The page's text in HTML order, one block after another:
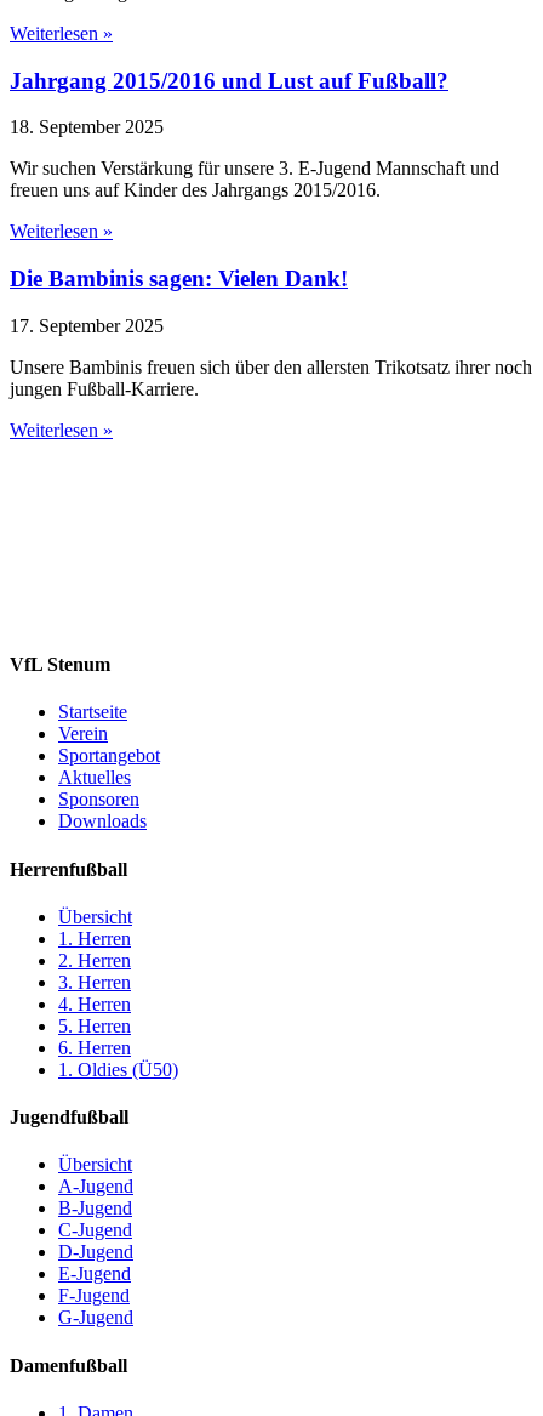
Weiterlesen »
Jahrgang 2015/2016 und Lust auf Fußball?
18. September 2025
Wir suchen Verstärkung für unsere 3. E-Jugend Mannschaft und
freuen uns auf Kinder des Jahrgangs 2015/2016.
Weiterlesen »
Die Bambinis sagen: Vielen Dank!
17. September 2025
Unsere Bambinis freuen sich über den allersten Trikotsatz ihrer noch
jungen Fußball-Karriere.
Weiterlesen »
VfL Stenum
Startseite
Verein
Sportangebot
Aktuelles
Sponsoren
Downloads
Herrenfußball
Übersicht
1. Herren
2. Herren
3. Herren
4. Herren
5. Herren
6. Herren
1. Oldies (Ü50)
Jugendfußball
Übersicht
A-Jugend
B-Jugend
C-Jugend
D-Jugend
E-Jugend
F-Jugend
G-Jugend
Damenfußball